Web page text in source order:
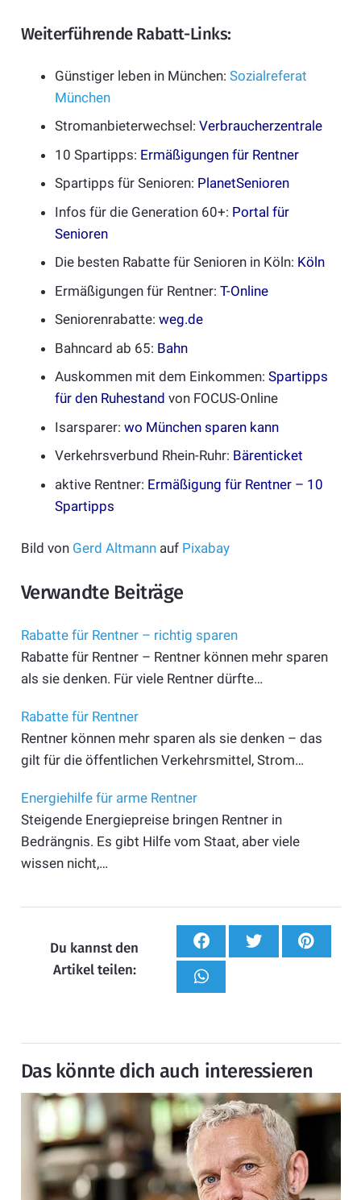
Weiterführende Rabatt-Links:
Günstiger leben in München: Sozialreferat
München
Stromanbieterwechsel: Verbraucherzentrale
10 Spartipps: Ermäßigungen für Rentner
Spartipps für Senioren: PlanetSenioren
Infos für die Generation 60+: Portal für
Senioren
Die besten Rabatte für Senioren in Köln: Köln
Ermäßigungen für Rentner: T-Online
Seniorenrabatte: weg.de
Bahncard ab 65: Bahn
Auskommen mit dem Einkommen: Spartipps
für den Ruhestand von FOCUS-Online
Isarsparer: wo München sparen kann
Verkehrsverbund Rhein-Ruhr: Bärenticket
aktive Rentner: Ermäßigung für Rentner – 10
Spartipps
Bild von Gerd Altmannauf Pixabay
Verwandte Beiträge
Rabatte für Rentner – richtig sparen
Rabatte für Rentner – Rentner können mehr sparen
als sie denken. Für viele Rentner dürfte…
Rabatte für Rentner
Rentner können mehr sparen als sie denken – das
gilt für die öffentlichen Verkehrsmittel, Strom…
Energiehilfe für arme Rentner
Steigende Energiepreise bringen Rentner in
Bedrängnis. Es gibt Hilfe vom Staat, aber viele
wissen nicht,…
Du kannst den
Artikel teilen:
Das könnte dich auch interessieren